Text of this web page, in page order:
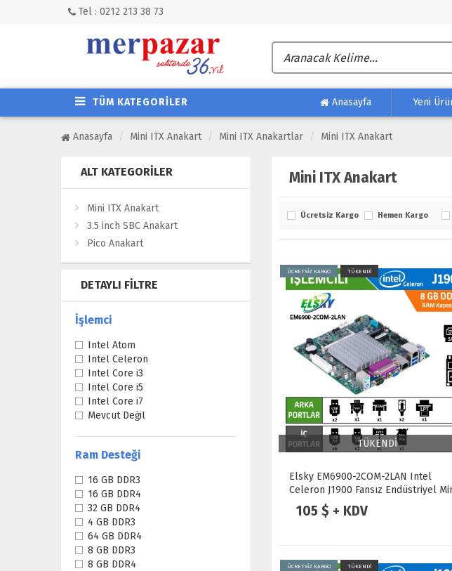
Tel : 0212 213 38 73
TÜM KATEGORİLER Anasayfa Yeni
Anasayfa Mini ITX Anakart Mini ITX Anakartlar Mini ITX Anakart
ALT KATEGORILER
Mini ITX Anakart
3.5 inch SBC Anakart
Pico Anakart
DETAYLI FILTRE
İşlemci
Intel Atom
Intel Celeron
Intel Core i3
Intel Core i5
Intel Core i7
Mevcut Değil
Ram Desteği
16 GB DDR3
16 GB DDR4
32 GB DDR4
4 GB DDR3
64 GB DDR4
8 GB DDR3
8 GB DDR4
Mini ITX Anakart
Ücretsiz Kargo Hemen Kargo
ÜCRETSİZ KARGO TÜKENDİ
TÜKENDİ
Elsky EM6900-2COM-2LAN Intel
Celeron J1900 Fansız Endüstriyel
ITX Anakart
105 $ + KDV
ÜCRETSİZ KARGO TÜKENDİ